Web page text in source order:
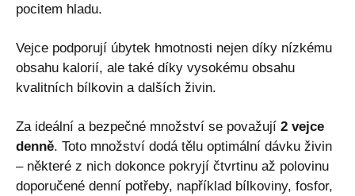
pocitem hladu.
Vejce podporují úbytek hmotnosti nejen díky nízkému
obsahu kalorií, ale také díky vysokému obsahu
kvalitních bílkovin a dalších živin.
Za ideální a bezpečné množství se považují 2 vejce
denně. Toto množství dodá tělu optimální dávku živin
– některé z nich dokonce pokryjí čtvrtinu až polovinu
doporučené denní potřeby, například bílkoviny, fosfor,